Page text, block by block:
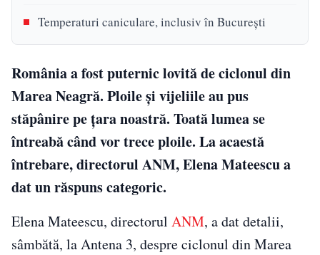
Temperaturi caniculare, inclusiv în Bucureşti
România a fost puternic lovită de ciclonul din
Marea Neagră. Ploile și vijeliile au pus
stăpânire pe țara noastră. Toată lumea se
întreabă când vor trece ploile. La acaestă
întrebare, directorul ANM, Elena Mateescu a
dat un răspuns categoric.
Elena Mateescu, directorul ANM, a dat detalii,
sâmbătă, la Antena 3, despre ciclonul din Marea